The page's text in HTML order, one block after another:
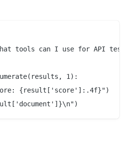
tools can I use for API
1):
{result['score']:.4f}")